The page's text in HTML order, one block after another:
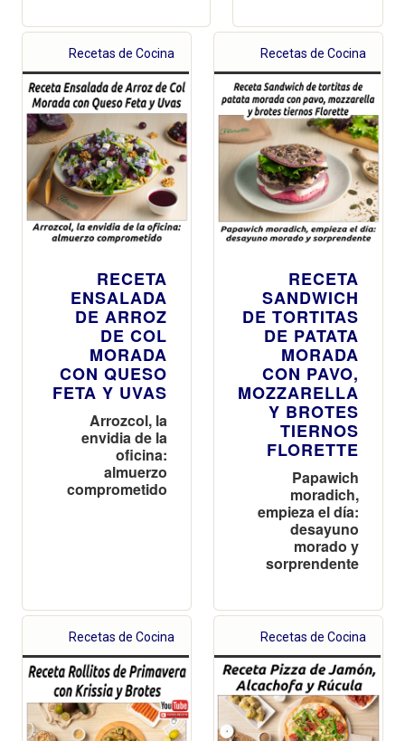
Recetas de Cocina
RECETA
ENSALADA
DE ARROZ
DE COL
MORADA
CON QUESO
FETA Y UVAS
Arrozcol, la
envidia de la
oficina:
almuerzo
comprometido
Recetas de Cocina
RECETA
SANDWICH
DE TORTITAS
DE PATATA
MORADA
CON PAVO,
MOZZARELLA
Y BROTES
TIERNOS
FLORETTE
Papawich
moradich,
empieza el día:
desayuno
morado y
sorprendente
Recetas de Cocina Recetas de Cocina